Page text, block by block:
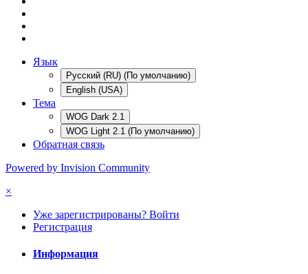
Язык
Русский (RU) (По умолчанию)
English (USA)
Тема
WOG Dark 2.1
WOG Light 2.1 (По умолчанию)
Обратная связь
Powered by Invision Community
×
Уже зарегистрированы? Войти
Регистрация
Информация